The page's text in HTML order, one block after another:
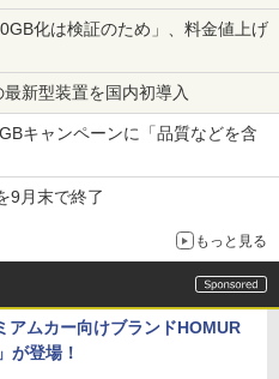
化は検証のため」、料金値上げ
新型装置を国内初導入
キャンペーンに「品質などを含
9月末で終了
もっと見る
アムカー向けブランドHOMUR
が登場！